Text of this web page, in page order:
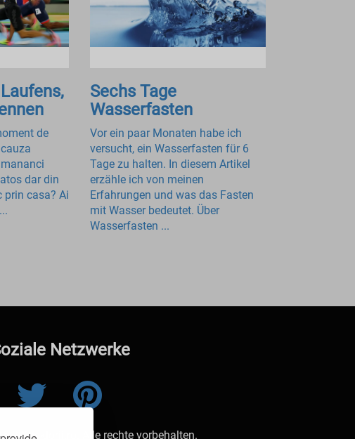
de
dar din
prin casa? Ai
Sechs Tage
Wasserfasten
Vor ein paar Monaten habe ich
versucht, ein Wasserfasten für 6
Tage zu halten. In diesem Artikel
erzähle ich von meinen
Erfahrungen und was das Fasten
mit Wasser bedeutet. Über
Wasserfasten ...
Netzwerke
2026 klorii.ro. Alle rechte vorbehalten.